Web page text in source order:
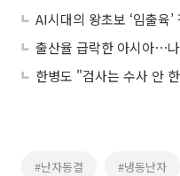
AI시대의 왕초보 ‘임출육’
출산율 급락한 아시아⋯
한병도 "검사는 수사 안
#난자동결 #냉동난자